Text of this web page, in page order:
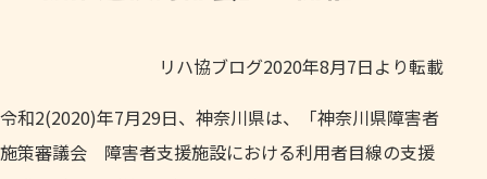
リハ協ブログ2020年8月7日より転載
令和2(2020)年7月29日、神奈川県は、「神奈川県障害者
施策審議会 障害者支援施設における利用者目線の支援